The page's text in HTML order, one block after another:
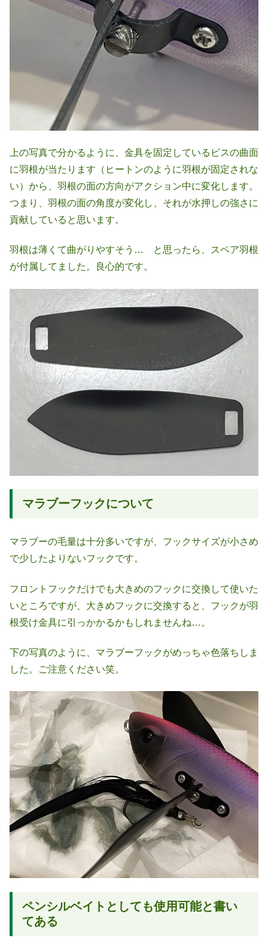
上の写真で分かるように、金具を固定しているビスの曲面
に羽根が当たります（ヒートンのように羽根が固定されな
い）から、羽根の面の方向がアクション中に変化します。
つまり、羽根の面の角度が変化し、それが水押しの強さに
貢献していると思います。
羽根は薄くて曲がりやすそう… と思ったら、スペア羽根
が付属してました。良心的です。
マラブーフックについて
マラブーの毛量は十分多いですが、フックサイズが小さめ
で少したよりないフックです。
フロントフックだけでも大きめのフックに交換して使いた
いところですが、大きめフックに交換すると、フックが羽
根受け金具に引っかかるかもしれませんね…。
下の写真のように、マラブーフックがめっちゃ色落ちしま
した。ご注意ください笑。
ペンシルベイトとしても使用可能と書い
てある